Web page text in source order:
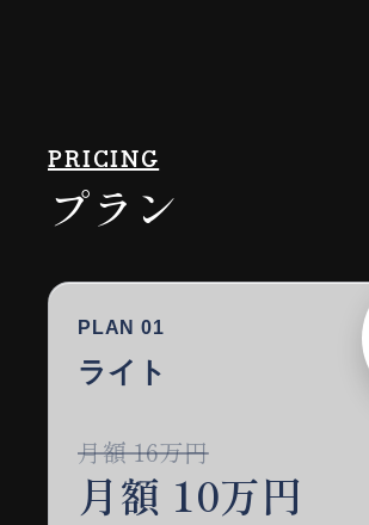
PRICING
プラン
PLAN 01
ライト
月額 16万円
月額 10万円